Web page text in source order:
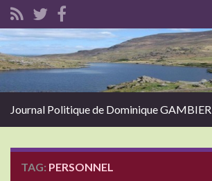
Search for:
Journal Politique de Dominique GAMBIER
TAG: PERSONNEL